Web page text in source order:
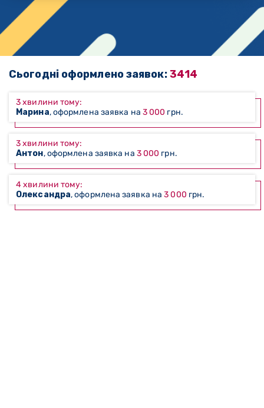
Сьогодні оформлено заявок:3414
3 хвилини тому:
Марина, оформлена заявка на 3 000 грн.
3 хвилини тому:
Антон, оформлена заявка на 3 000 грн.
4 хвилини тому:
Олександра, оформлена заявка на3 000 грн.